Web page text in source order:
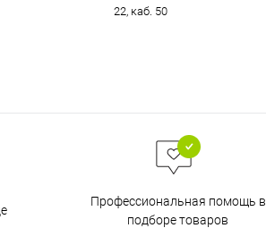
22, каб. 50
Профессиональная помощь в
подборе товаров